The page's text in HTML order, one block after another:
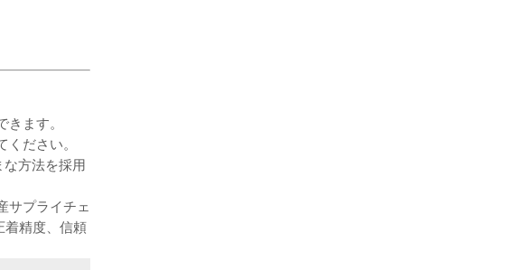
ます。
ださい。
方法を採用
サプライチェ
着精度、信頼